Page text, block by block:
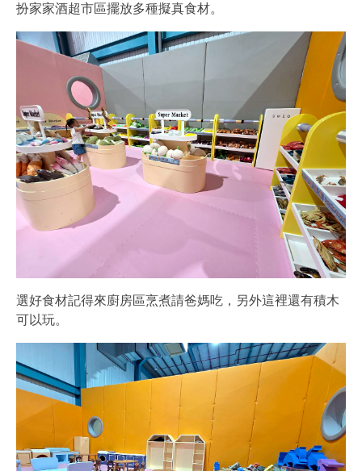
扮家家酒超市區擺放多種擬真食材。
選好食材記得來廚房區烹煮請爸媽吃，另外這裡還有積木
可以玩。